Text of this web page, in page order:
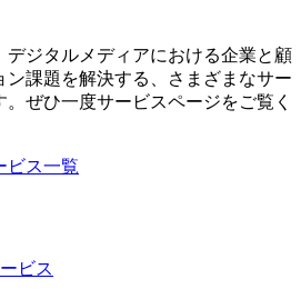
デジタルメディアにおける企業と顧
課題を解決する、さまざまなサー
ぜひ一度サービスページをご覧く
ビス一覧
ビス